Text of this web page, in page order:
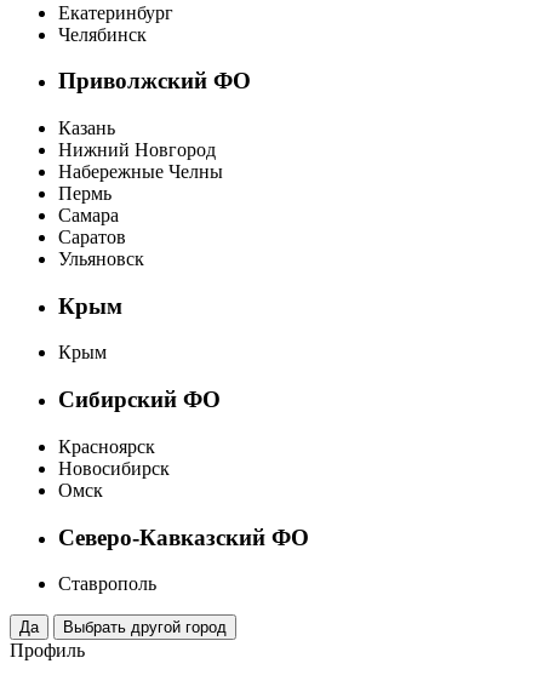
Екатеринбург
Челябинск
Приволжский ФО
Казань
Нижний Новгород
Набережные Челны
Пермь
Самара
Саратов
Ульяновск
Крым
Крым
Сибирский ФО
Красноярск
Новосибирск
Омск
Северо-Кавказский ФО
Ставрополь
Профиль